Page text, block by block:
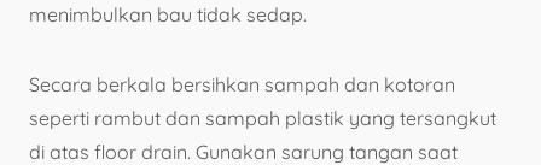
menimbulkan bau tidak sedap.
Secara berkala bersihkan sampah dan kotoran
seperti rambut dan sampah plastik yang tersangkut
di atas floor drain. Gunakan sarung tangan saat